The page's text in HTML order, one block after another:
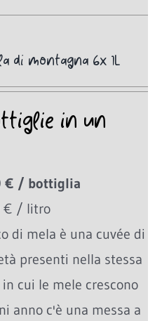
di montagna 6x 1L
in un
€ / bottiglia
€ / litro
di mela è una cuvée di
presenti nella stessa
cui le mele crescono
anno c'è una messa a